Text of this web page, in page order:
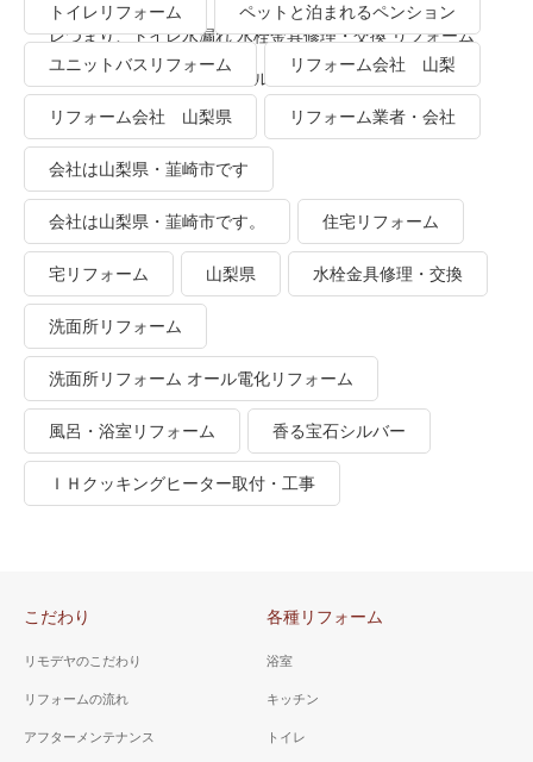
レつまり、トイレ水漏れ 水栓金具修理・交換 リフォーム
業者・会社 ＴＯＴＯリモデルクラブ
トイレリフォーム ペットと泊まれるペンション
ユニットバスリフォーム リフォーム会社 山梨
リフォーム会社 山梨県 リフォーム業者・会社
会社は山梨県・韮崎市です
会社は山梨県・韮崎市です。 住宅リフォーム
宅リフォーム 山梨県 水栓金具修理・交換
洗面所リフォーム
洗面所リフォーム オール電化リフォーム
風呂・浴室リフォーム 香る宝石シルバー
ＩＨクッキングヒーター取付・工事
こだわり
リモデヤのこだわり
リフォームの流れ
アフターメンテナンス
各種リフォーム
浴室
キッチン
トイレ